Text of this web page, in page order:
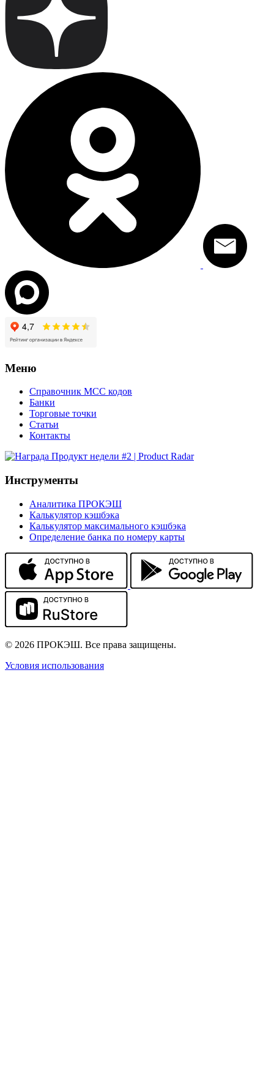
Меню
Справочник MCC кодов
Банки
Торговые точки
Статьи
Контакты
Инструменты
Аналитика ПРОКЭШ
Калькулятор кэшбэка
Калькулятор максимального кэшбэка
Определение банка по номеру карты
© 2026 ПРОКЭШ. Все права защищены.
Условия использования